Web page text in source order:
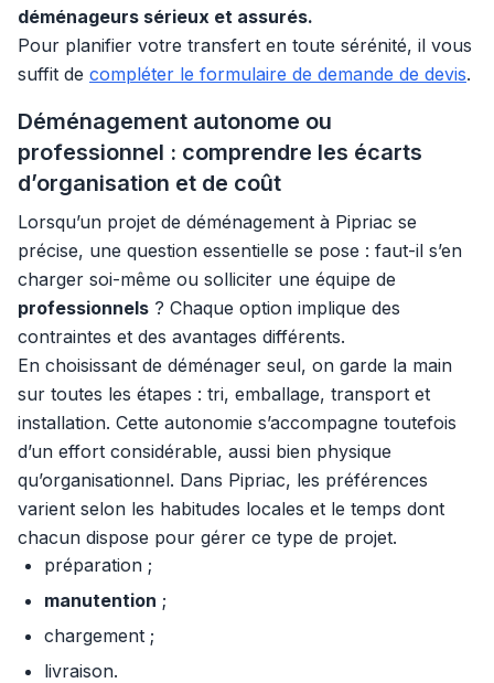
déménageurs sérieux et assurés.
Pour planifier votre transfert en toute sérénité, il vous
suffit de compléter le formulaire de demande de devis.
Déménagement autonome ou
professionnel : comprendre les écarts
d’organisation et de coût
Lorsqu’un projet de déménagement à Pipriac se
précise, une question essentielle se pose : faut-il s’en
charger soi-même ou solliciter une équipe de
professionnels ? Chaque option implique des
contraintes et des avantages différents.
En choisissant de déménager seul, on garde la main
sur toutes les étapes : tri, emballage, transport et
installation. Cette autonomie s’accompagne toutefois
d’un effort considérable, aussi bien physique
qu’organisationnel. Dans Pipriac, les préférences
varient selon les habitudes locales et le temps dont
chacun dispose pour gérer ce type de projet.
préparation ;
manutention ;
chargement ;
livraison.